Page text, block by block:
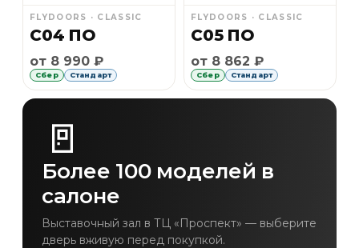
FLYDOORS · CLASSIC
C04 ПО
от 8 990 ₽
Сбер Стандарт
Рассрочка Сбер 6 месяцев без
FLYDOORS · CLASSIC
C05 ПО
от 8 862 ₽
Сбер Стандарт
Рассрочка Сбер 6
🚪
Более 100 моделей в
салоне
Выставочный зал в ТЦ «Проспект» — выберите
дверь вживую перед покупкой.